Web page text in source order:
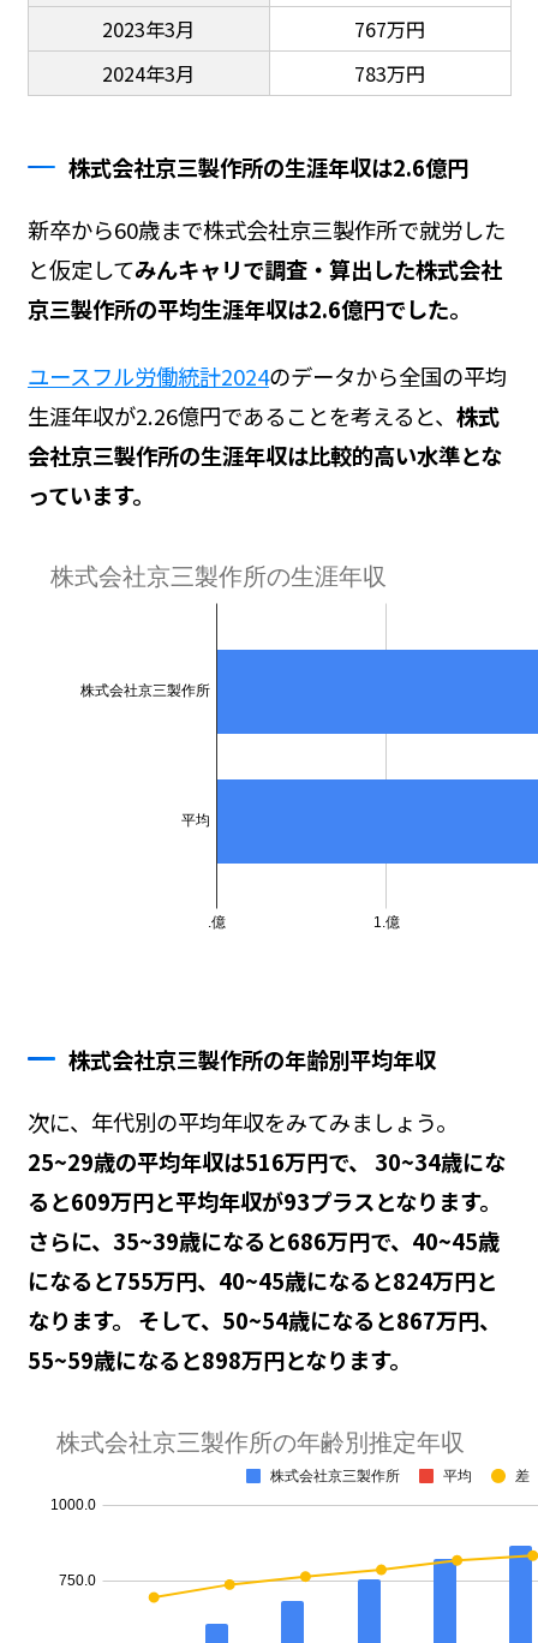
2023年3月
767万円
2024年3月
783万円
株式会社京三製作所の生涯年収は2.6億円
新卒から60歳まで株式会社京三製作所で就労した
と仮定してみんキャリで調査・算出した株式会社
京三製作所の平均生涯年収は2.6億円でした。
ユースフル労働統計2024のデータから全国の平均
生涯年収が2.26億円であることを考えると、 株式
会社京三製作所の生涯年収は比較的高い水準とな
っています。
株式会社京三製作所の年齢別平均年収
次に、年代別の平均年収をみてみましょう。
25~29歳の平均年収は516万円で、 30~34歳にな
ると609万円と平均年収が93プラスとなります。
さらに、35~39歳になると686万円で、40~45歳
になると755万円、40~45歳になると824万円と
なります。 そして、50~54歳になると867万円、
55~59歳になると898万円となります。